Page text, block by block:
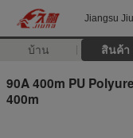
Jiangsu
บ้าน สินค้า
90A 400m PU
400m